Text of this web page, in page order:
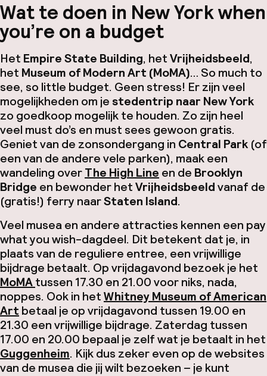
Wat te doen in New Yorkwhen
you’re on a budget
Het Empire State Building, hetVrijheidsbeeld,
het Museum of Modern Art (MoMA)… So much to
see, so little budget. Geen stress! Er zijn veel
mogelijkheden om jestedentrip naar New York
zo goedkoop mogelijk te houden. Zo zijn heel
veel must do’s en must sees gewoon gratis.
Geniet van de zonsondergang in Central Park (of
een van de andere vele parken), maak een
wandeling overThe High Line en de Brooklyn
Bridge en bewonder hetVrijheidsbeeldvanaf de
(gratis!) ferry naarStaten Island.
Veel musea en andere attracties kennen een pay
what you wish-dagdeel. Dit betekent dat je, in
plaats van de reguliere entree, een vrijwillige
bijdrage betaalt. Op vrijdagavond bezoek je het
MoMAtussen 17.30 en 21.00 voor niks, nada,
noppes. Ook in hetWhitney Museum of American
Art betaal je op vrijdagavond tussen 19.00 en
21.30 een vrijwillige bijdrage. Zaterdag tussen
17.00 en 20.00 bepaal je zelf wat je betaalt in het
Guggenheim. Kijk dus zeker even op de websites
van de musea die jij wilt bezoeken – je kunt